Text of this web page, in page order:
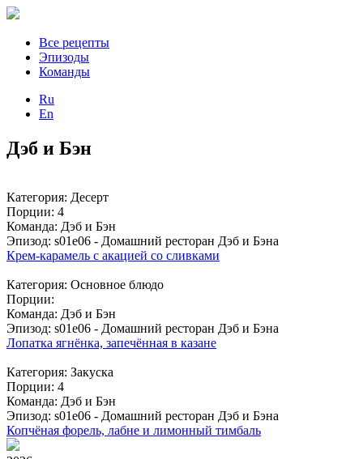
Все рецепты
Эпизоды
Команды
Ru
En
Дэб и Бэн
Категория: Десерт
Порции: 4
Команда: Дэб и Бэн
Эпизод: s01e06 - Домашний ресторан Дэб и Бэна
Крем-карамель с акацией со сливками
Категория: Основное блюдо
Порции:
Команда: Дэб и Бэн
Эпизод: s01e06 - Домашний ресторан Дэб и Бэна
Лопатка ягнёнка, запечённая в казане
Категория: Закуска
Порции: 4
Команда: Дэб и Бэн
Эпизод: s01e06 - Домашний ресторан Дэб и Бэна
Копчёная форель, лабне и лимонный тимбаль